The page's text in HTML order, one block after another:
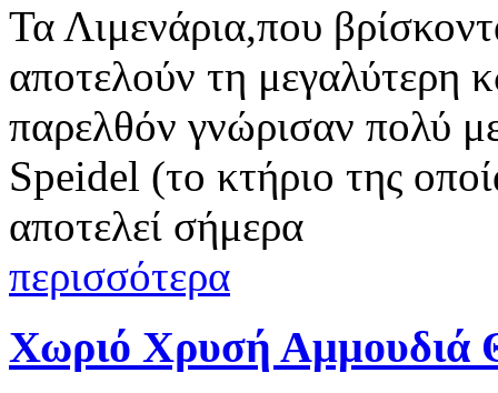
Τα Λιμενάρια,που
αποτελούν τη μεγαλύτερη
παρελθόν γνώρισαν πολύ
Speidel (το κτήριο της
αποτελεί σήμερα
περισσότερα
Χωριό Χρυσή Αμμουδιά